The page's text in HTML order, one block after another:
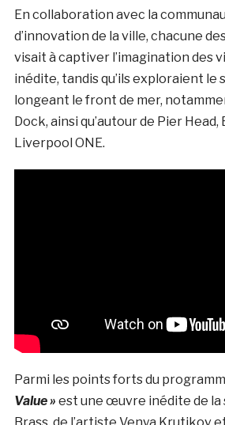
En collaboration avec la
d’innovation de la ville, chacune
visait à captiver l’imagination des
inédite, tandis qu’ils exploraient le
longeant le front de mer,
Dock, ainsi qu’autour de Pier
Liverpool ONE.
Parmi les points forts du
Value » est une œuvre inédite de la
Brass, de l’artiste Venya Krutikov